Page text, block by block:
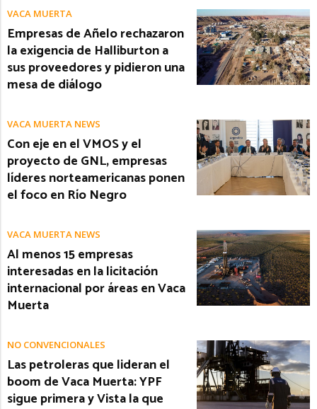
VACA MUERTA
Empresas de Añelo rechazaron
la exigencia de Halliburton a
sus proveedores y pidieron una
mesa de diálogo
VACA MUERTA NEWS
Con eje en el VMOS y el
proyecto de GNL, empresas
líderes norteamericanas ponen
el foco en Río Negro
VACA MUERTA NEWS
Al menos 15 empresas
interesadas en la licitación
internacional por áreas en Vaca
Muerta
NO CONVENCIONALES
Las petroleras que lideran el
boom de Vaca Muerta: YPF
sigue primera y Vista la que